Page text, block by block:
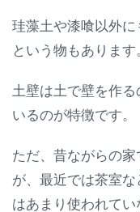
珪藻土や漆喰以外
という物もあります
土壁は土で壁を作
いるのが特徴です。
ただ、昔ながらの
が、最近では茶室
はあまり使われてい